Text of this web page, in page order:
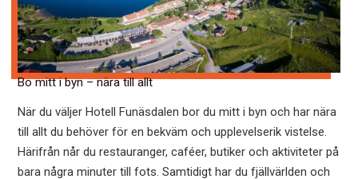
Bo mitt i byn – nära till allt
När du väljer Hotell Funäsdalen bor du mitt i byn och har nära
till allt du behöver för en bekväm och upplevelserik vistelse.
Härifrån når du restauranger, caféer, butiker och aktiviteter på
bara några minuter till fots. Samtidigt har du fjällvärlden och